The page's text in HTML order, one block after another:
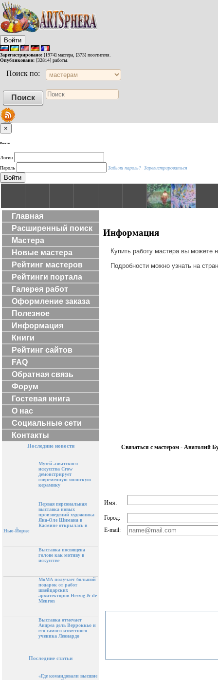
Войти
Зарегистрировано: [1974] мастера, [373] посетителя.
Опубликовано: [32814] работы.
Поиск по:
×
Войти
Логин
Пароль
Забыли пароль? Зарегистрироваться
Войти
Главная
Расширенный поиск
Мастера
Новые мастера
Рейтинг мастеров
Рейтинги портала
Галерея работ
Оформление заказа
Полезное
Информация
Книги
Рейтинг сайтов
FAQ
Обратная связь
Форум
Гостевая книга
О нас
Социальные сети
Контакты
Последние новости
Музей азиатского
искусства Crow
демонстрирует
современную японскую
керамику
Первая персональная
выставка новых
произведений художника
Яна-Оле Шимана в
Касмине открылась в
Нью-Йорке
Выставка посвящена
голове как мотиву в
искусстве
МоМА получает большой
подарок от работ
швейцарских
архитекторов Herzog & de
Meuron
Выставка отмечает
Андреа дель Верроккьо и
его самого известного
ученика Леонардо
Последние статьи
«Где командовали высшие
Информация
Купить работу мастера вы можете
Подробности можно узнать на
Связаться с мастером - Анатолий
Имя:
Город:
E-mail: